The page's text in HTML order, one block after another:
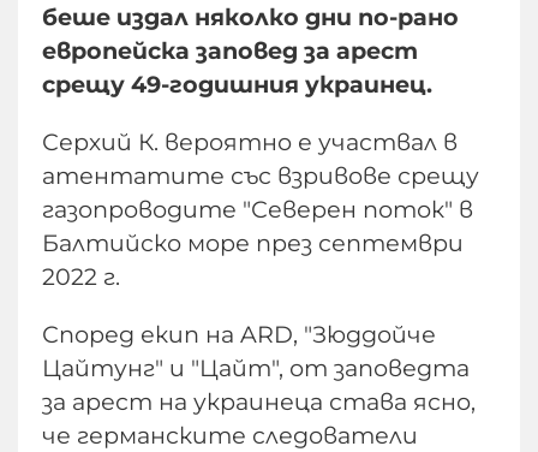
беше издал няколко дни по-рано
европейска заповед за арест
срещу 49-годишния украинец.
Серхий К. вероятно е участвал в
атентатите със взривове срещу
газопроводите "Северен поток" в
Балтийско море през септември
2022 г.
Според екип на ARD, "Зюддойче
Цайтунг" и "Цайт", от заповедта
за арест на украинеца става ясно,
че германските следователи